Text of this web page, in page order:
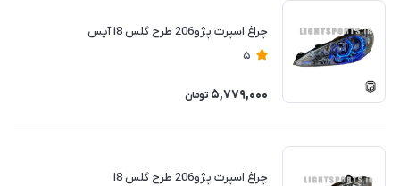
چراغ اسپرت پژو206 طرح گلس i8 آیس
5
5,779,000 تومان
چراغ اسپرت پژو206 طرح گلس i8